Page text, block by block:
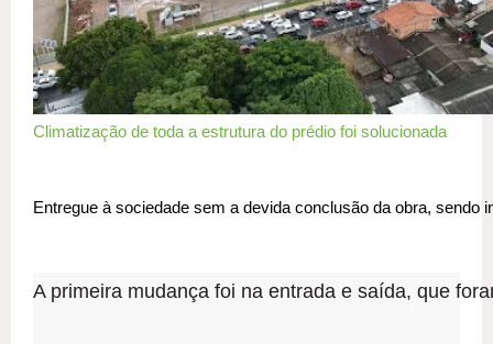
Climatização de toda a estrutura do prédio foi solucionada
Entregue à sociedade sem a devida conclusão da obra,
A primeira mudança foi na entrada e saída, que